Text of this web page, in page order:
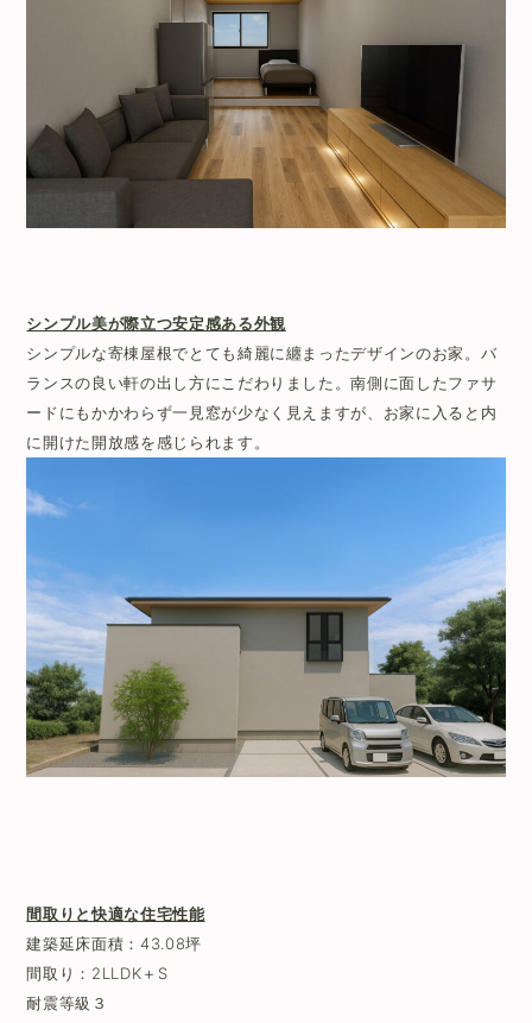
シンプル美が際立つ安定感ある外観
シンプルな寄棟屋根でとても綺麗に纏まったデザインのお家。バ
ランスの良い軒の出し方にこだわりました。南側に面したファサ
ードにもかかわらず一見窓が少なく見えますが、お家に入ると内
に開けた開放感を感じられます。
間取りと快適な住宅性能
建築延床面積：43.08坪
間取り：2LLDK＋S
耐震等級３